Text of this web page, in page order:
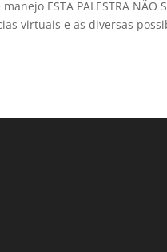
ESTA PALESTRA NÃO
virtuais e as diversas